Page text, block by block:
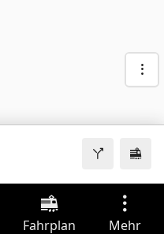
Fahrplan Mehr